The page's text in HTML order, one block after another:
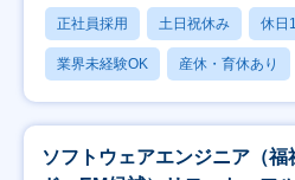
正社員採用 土日祝休み 休日
業界未経験OK 産休・育休あり
ソフトウェアエンジニア（